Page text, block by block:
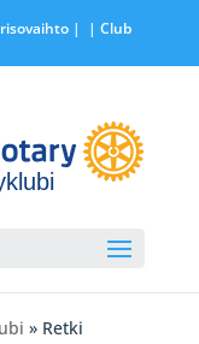
|
| Club
» Retki